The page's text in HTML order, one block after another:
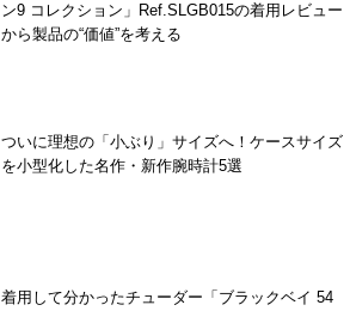
ン9 コレクション」Ref.SLGB015の着用レビュー
から製品の“価値”を考える
ついに理想の「小ぶり」サイズへ！ケースサイズ
を小型化した名作・新作腕時計5選
着用して分かったチューダー「ブラックベイ 54